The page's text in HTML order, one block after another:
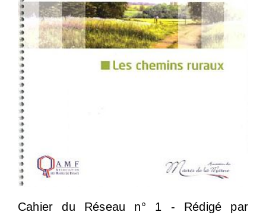
Cahier du Réseau n° 1 - Rédigé par